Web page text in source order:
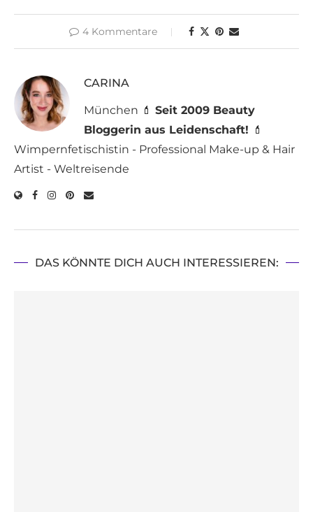
4 Kommentare
CARINA
München 💄 Seit 2009 Beauty
Bloggerin aus Leidenschaft! 💄
Wimpernfetischistin - Professional Make-up & Hair
Artist - Weltreisende
DAS KÖNNTE DICH AUCH INTERESSIEREN: